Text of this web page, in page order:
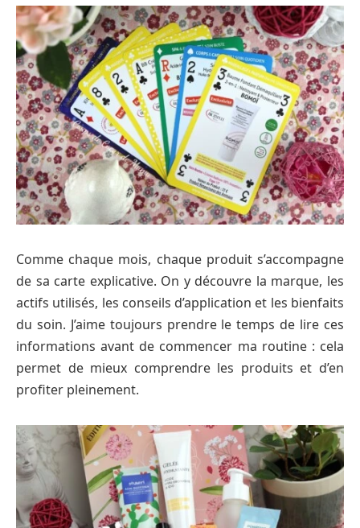
Comme chaque mois, chaque produit s’accompagne
de sa carte explicative. On y découvre la marque, les
actifs utilisés, les conseils d’application et les bienfaits
du soin. J’aime toujours prendre le temps de lire ces
informations avant de commencer ma routine : cela
permet de mieux comprendre les produits et d’en
profiter pleinement.